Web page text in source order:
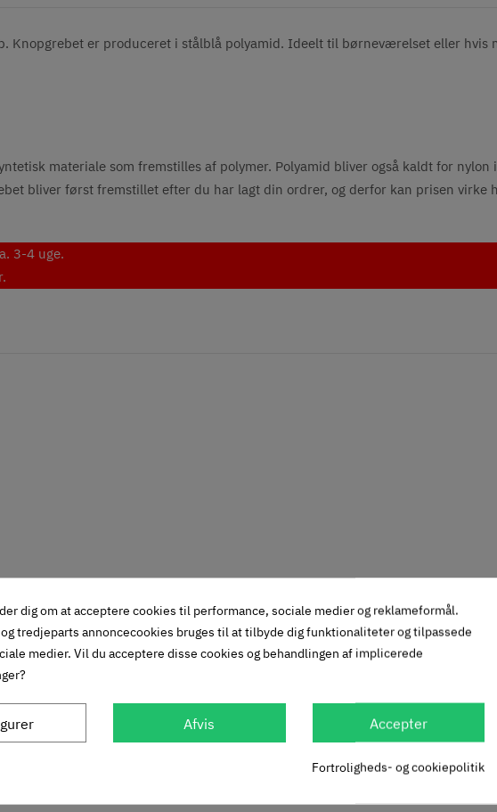
Knopgrebet er produceret i stålblå polyamid. Ideelt til børneværelset eller hvis
materiale som fremstilles af polymer. Polyamid bliver også kaldt for
bliver først fremstillet efter du har lagt din ordrer, og derfor kan prisen virke
3-4 uge.
dig om at acceptere cookies til performance, sociale medier og reklameformål.
tredjeparts annoncecookies bruges til at tilbyde dig funktionaliteter og tilpassede
medier. Vil du acceptere disse cookies og behandlingen af implicerede
Afvis Accepter
Fortroligheds- og cookiepolitik